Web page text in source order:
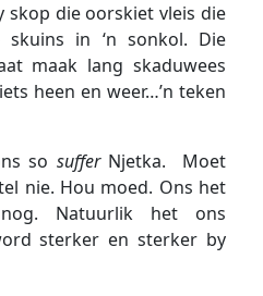
skop die oorskiet vleis die
in ‘n sonkol. Die
maak lang skaduwees
heen en weer…’n teken
so suffer Njetka. Moet
nie. Hou moed. Ons het
Natuurlik het ons
sterker en sterker by